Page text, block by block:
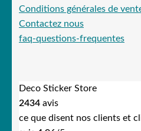
Conditions générales de
Contactez nous
faq-questions-frequentes
Deco Sticker Store
2434 avis
ce que disent nos clients et